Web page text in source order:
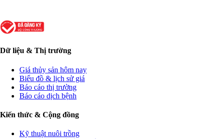
Dữ liệu & Thị trường
Giá thủy sản hôm nay
Biểu đồ & lịch sử giá
Báo cáo thị trường
Báo cáo dịch bệnh
Kiến thức & Cộng đồng
Kỹ thuật nuôi trồng